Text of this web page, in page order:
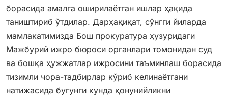
борасида амалга оширилаётган ишлар ҳақида
таништириб ўтдилар. Дарҳақиқат, сўнгги йиларда
мамлакатимизда Бош прокуратура ҳузуридаги
Мажбурий ижро бюроси органлари томонидан суд
ва бошқа ҳужжатлар ижросини таъминлаш борасида
тизимли чора-тадбирлар кўриб келинаётгани
натижасида бугунги кунда қонунийликни